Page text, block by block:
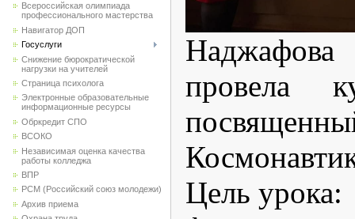
Всероссийская олимпиада
профессионального мастерства
Навигатор ДОП
Госуслуги
Снижение бюрократической
нагрузки на учителей
Страница психолога
Электронные образовательные
информационные ресурсы
Обркредит СПО
ВСОКО
Независимая оценка качества
работы колледжа
ВПР
РСМ (Российский союз молодежи)
Архив приема
провела
Цель урока: